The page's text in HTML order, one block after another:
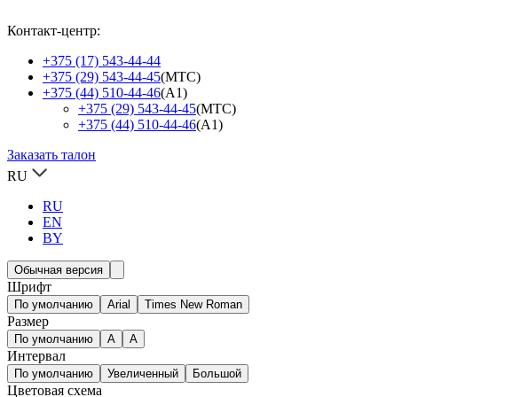
Контакт-центр:
+375 (17) 543-44-44
+375 (29) 543-44-45(МТС)
+375 (44) 510-44-46(А1)
+375 (29) 543-44-45(МТС)
+375 (44) 510-44-46(А1)
Заказать талон
RU
RU
EN
BY
Обычная версия
Шрифт
По умолчанию Arial Times New Roman
Размер
По умолчанию A A
Интервал
По умолчанию Увеличенный Большой
Цветовая схема